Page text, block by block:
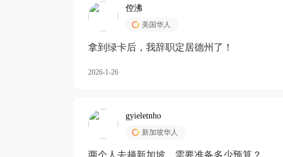
倥沸
美国华人
拿到绿卡后，我辞职定居德州了！
2026-1-26
gyieletnho
新加坡华人
两个人去趟新加坡，需要准备多少预算？